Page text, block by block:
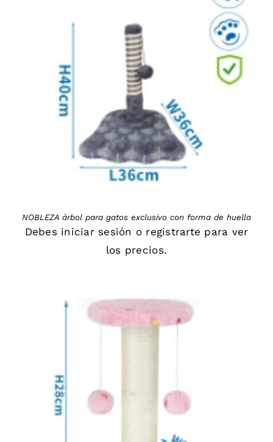
DETAILS
NOBLEZA árbol para gatos exclusivo con forma de huella
Debes iniciar sesión o registrarte para ver
los precios.